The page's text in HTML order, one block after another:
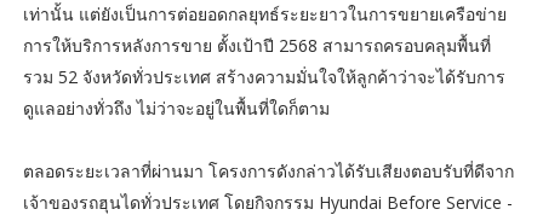
เท่านั้น แต่ยังเป็นการต่อยอดกลยุทธ์ระยะยาวในการขยายเครือข่าย
การให้บริการหลังการขาย ตั้งเป้าปี 2568 สามารถครอบคลุมพื้นที่
รวม 52 จังหวัดทั่วประเทศ สร้างความมั่นใจให้ลูกค้าว่าจะได้รับการ
ดูแลอย่างทั่วถึง ไม่ว่าจะอยู่ในพื้นที่ใดก็ตาม
ตลอดระยะเวลาที่ผ่านมา โครงการดังกล่าวได้รับเสียงตอบรับที่ดีจาก
เจ้าของรถฮุนไดทั่วประเทศ โดยกิจกรรม Hyundai Before Service -